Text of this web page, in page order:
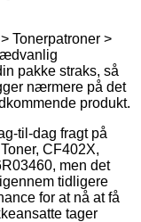
Tonerpatroner >
pakke straks, så
nærmere på det
produkt.
til-dag fragt på
CF402X,
men det
tidligere
for at nå at få
tager